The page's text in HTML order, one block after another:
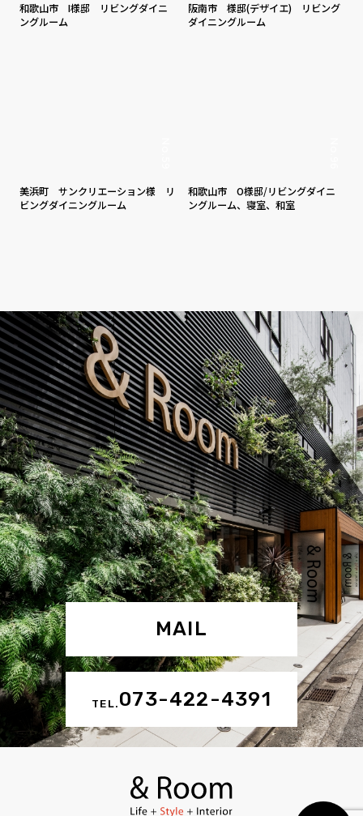
和歌山市 I様邸 リビングダイニ
ングルーム
阪南市 様邸(デザイエ) リビング
ダイニングルーム
美浜町 サンクリエーション様 リ
ビングダイニングルーム
和歌山市 O様邸/リビングダイニ
ングルーム、寝室、和室
MAIL
TEL.073-422-4391